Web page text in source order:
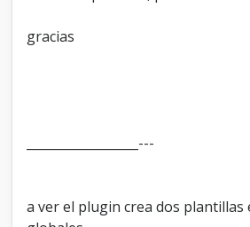
gracias
__________________---
a ver el plugin crea dos plantillas